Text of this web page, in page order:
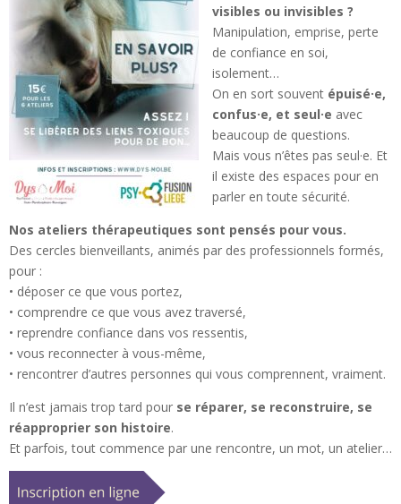
visibles ou invisibles ?
Manipulation, emprise, perte
de confiance en soi,
isolement…
On en sort souvent épuisé·e,
confus·e, et seul·e avec
beaucoup de questions.
Mais vous n’êtes pas seul·e. Et
il existe des espaces pour en
parler en toute sécurité.
Nos ateliers thérapeutiques sont pensés pour vous.
Des cercles bienveillants, animés par des professionnels formés,
pour :
• déposer ce que vous portez,
• comprendre ce que vous avez traversé,
• reprendre confiance dans vos ressentis,
• vous reconnecter à vous-même,
• rencontrer d’autres personnes qui vous comprennent, vraiment.
Il n’est jamais trop tard pour se réparer, se reconstruire, se
réapproprier son histoire.
Et parfois, tout commence par une rencontre, un mot, un atelier…